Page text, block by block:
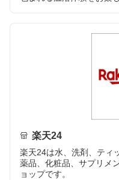
楽天24
楽天24は水、洗剤、ティ
薬品、化粧品、サプリメ
ョップです。